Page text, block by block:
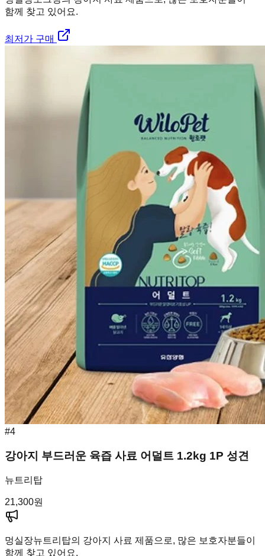
함께 찾고 있어요.
최저가 구매
#4
강아지 부드러운 육즙 사료 어덜트 1.2kg 1P 성견
뉴트리탑
21,300원
멍실장뉴트리탑의 강아지 사료 제품으로, 많은 보호자분들이
함께 찾고 있어요.